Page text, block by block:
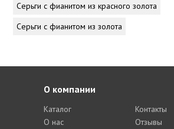
Серьги с фианитом из красного золота
Серьги с фианитом из золота
О компании
Каталог
О нас
Контакты
Отзывы